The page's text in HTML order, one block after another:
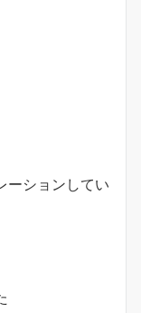
ーションしてい